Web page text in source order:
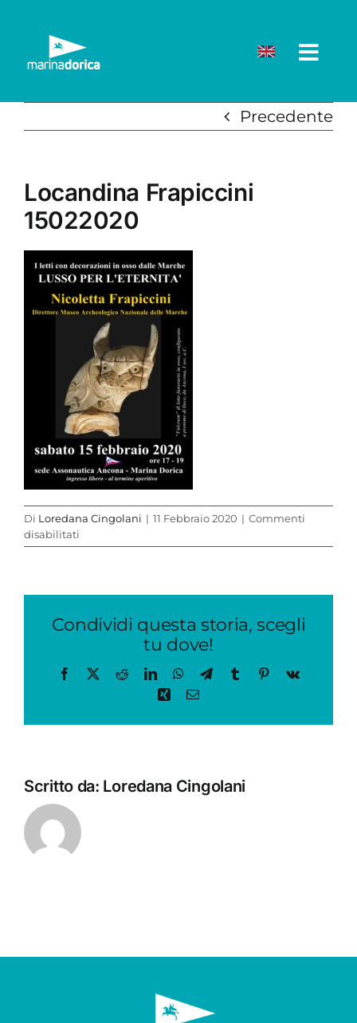
contenuto
Precedente
Locandina Frapiccini
15022020
Di Loredana Cingolani | 11 Febbraio 2020 | Commenti
disabilitati
Locandina
Condividi questa storia, scegli
tu dove!
Facebook
X RedditLinkedInWhatsApp
TelegramTumblrPinterest
Vk
Xing Email
Scritto da: Loredana Cingolani